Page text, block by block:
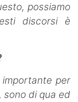
possiamo
discorsi è
per
sono di qua ed